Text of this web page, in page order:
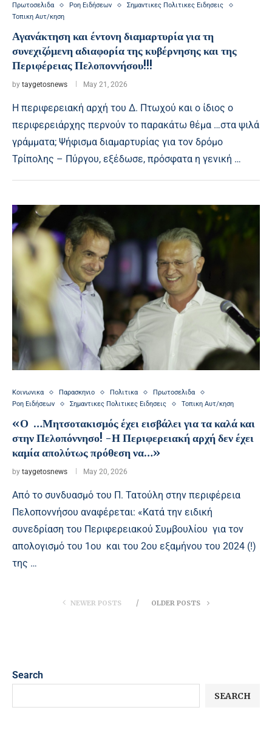
Πρωτοσελιδα Ροη Ειδήσεων
Σημαντικες Πολιτικες Ειδησεις
Τοπικη Αυτ/κηση
Αγανάκτηση και έντονη διαμαρτυρία για τη
συνεχιζόμενη αδιαφορία της κυβέρνησης και της
Περιφέρειας Πελοποννήσου!!!
by taygetosnews May 21, 2026
Η περιφερειακή αρχή του Δ. Πτωχού και ο ίδιος ο
περιφερειάρχης περνούν το παρακάτω θέμα …στα ψιλά
γράμματα; Ψήφισμα διαμαρτυρίας για τον δρόμο
Τρίπολης – Πύργου, εξέδωσε, πρόσφατα η γενική …
Κοινωνικα Παρασκηνιο Πολιτικα
Πρωτοσελιδα
Ροη Ειδήσεων
Σημαντικες Πολιτικες Ειδησεις Τοπικη Αυτ/κηση
«Ο …Μητσοτακισμός έχει εισβάλει για τα καλά και
στην Πελοπόννησο! -Η Περιφερειακή αρχή δεν έχει
καμία απολύτως πρόθεση να…»
by taygetosnews May 20, 2026
Από το συνδυασμό του Π. Τατούλη στην περιφέρεια
Πελοποννήσου αναφέρεται: «Κατά την ειδική
συνεδρίαση του Περιφερειακού Συμβουλίου για τον
απολογισμό του 1ου και του 2ου εξαμήνου του 2024 (!)
της …
NEWER POSTS OLDER POSTS
Search
SEARCH